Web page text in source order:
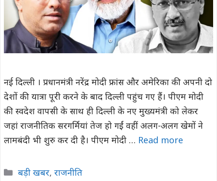
नई दिल्ली । प्रधानमंत्री नरेंद्र मोदी फ्रांस और अमेरिका की अपनी दो
देशों की यात्रा पूरी करने के बाद दिल्ली पहुंच गए हैं। पीएम मोदी
की स्वदेश वापसी के साथ ही दिल्ली के नए मुख्यमंत्री को लेकर
जहां राजनीतिक सरगर्मियां तेज हो गईं वहीं अलग-अलग खेमों ने
लामबंदी भी शुरु कर दी है। पीएम मोदी … Read more
Categories
बड़ी खबर, राजनीति